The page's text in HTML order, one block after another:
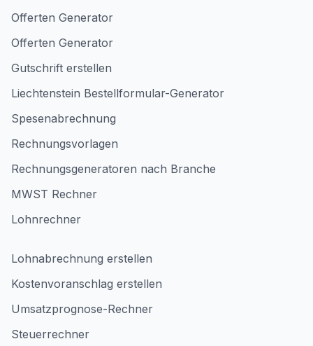
Offerten Generator
Offerten Generator
Gutschrift erstellen
Liechtenstein Bestellformular-Generator
Spesenabrechnung
Rechnungsvorlagen
Rechnungsgeneratoren nach Branche
MWST Rechner
Lohnrechner
Lohnabrechnung erstellen
Kostenvoranschlag erstellen
Umsatzprognose-Rechner
Steuerrechner